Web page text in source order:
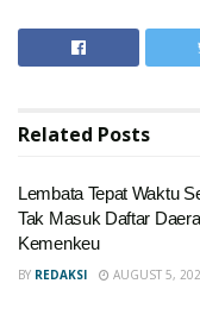
Related Posts
Lembata Tepat Waktu
Tak Masuk Daftar
Kemenkeu
BY REDAKSI AUGUST 5,